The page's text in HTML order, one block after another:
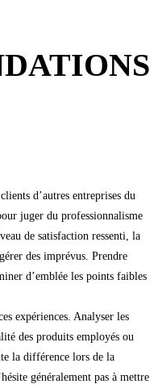
d’autres entreprises du
juger du professionnalisme
de satisfaction ressenti, la
des imprévus. Prendre
d’emblée les points faibles
expériences. Analyser les
des produits employés ou
la différence lors de la
généralement pas à mettre